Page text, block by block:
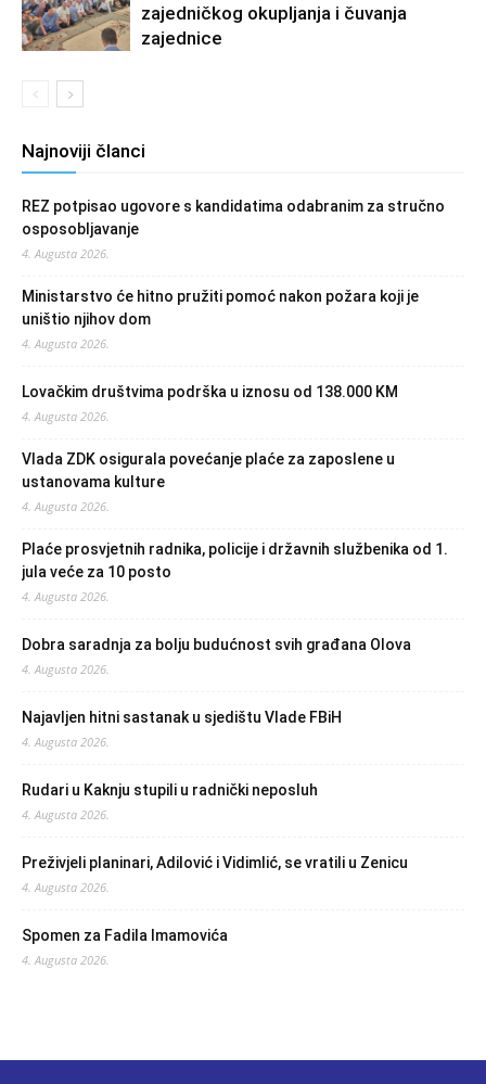
zajedničkog okupljanja i čuvanja
zajednice
Najnoviji članci
REZ potpisao ugovore s kandidatima odabranim za stručno
osposobljavanje
4. Augusta 2026.
Ministarstvo će hitno pružiti pomoć nakon požara koji je
uništio njihov dom
4. Augusta 2026.
Lovačkim društvima podrška u iznosu od 138.000 KM
4. Augusta 2026.
Vlada ZDK osigurala povećanje plaće za zaposlene u
ustanovama kulture
4. Augusta 2026.
Plaće prosvjetnih radnika, policije i državnih službenika od 1.
jula veće za 10 posto
4. Augusta 2026.
Dobra saradnja za bolju budućnost svih građana Olova
4. Augusta 2026.
Najavljen hitni sastanak u sjedištu Vlade FBiH
4. Augusta 2026.
Rudari u Kaknju stupili u radnički neposluh
4. Augusta 2026.
Preživjeli planinari, Adilović i Vidimlić, se vratili u Zenicu
4. Augusta 2026.
Spomen za Fadila Imamovića
4. Augusta 2026.